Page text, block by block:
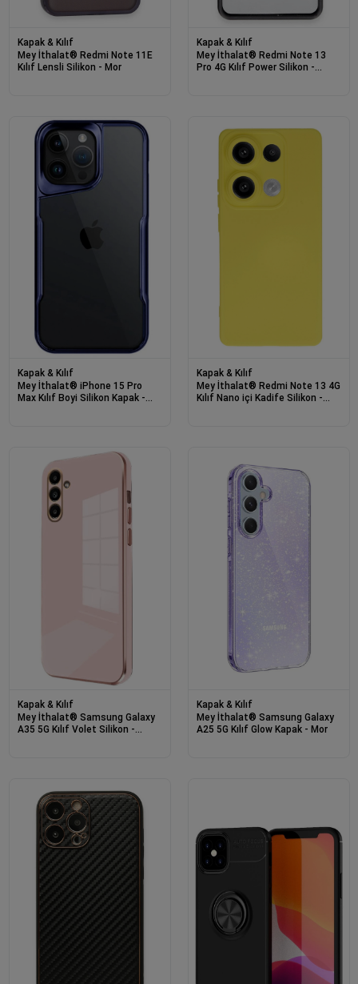
Kapak & Kılıf
Mey İthalat® Redmi Note 11E
Kılıf Lensli Silikon - Mor
Kapak & Kılıf
Mey İthalat® Redmi Note 13
Pro 4G Kılıf Power Silikon -
Kapak & Kılıf
Mey İthalat® iPhone 15 Pro
Max Kılıf Boyi Silikon Kapak -
Kapak & Kılıf
Mey İthalat® Redmi Note 13 4G
Kılıf Nano içi Kadife Silikon -
Kapak & Kılıf
Mey İthalat® Samsung Galaxy
A35 5G Kılıf Volet Silikon -
Kapak & Kılıf
Mey İthalat® Samsung Galaxy
A25 5G Kılıf Glow Kapak - Mor